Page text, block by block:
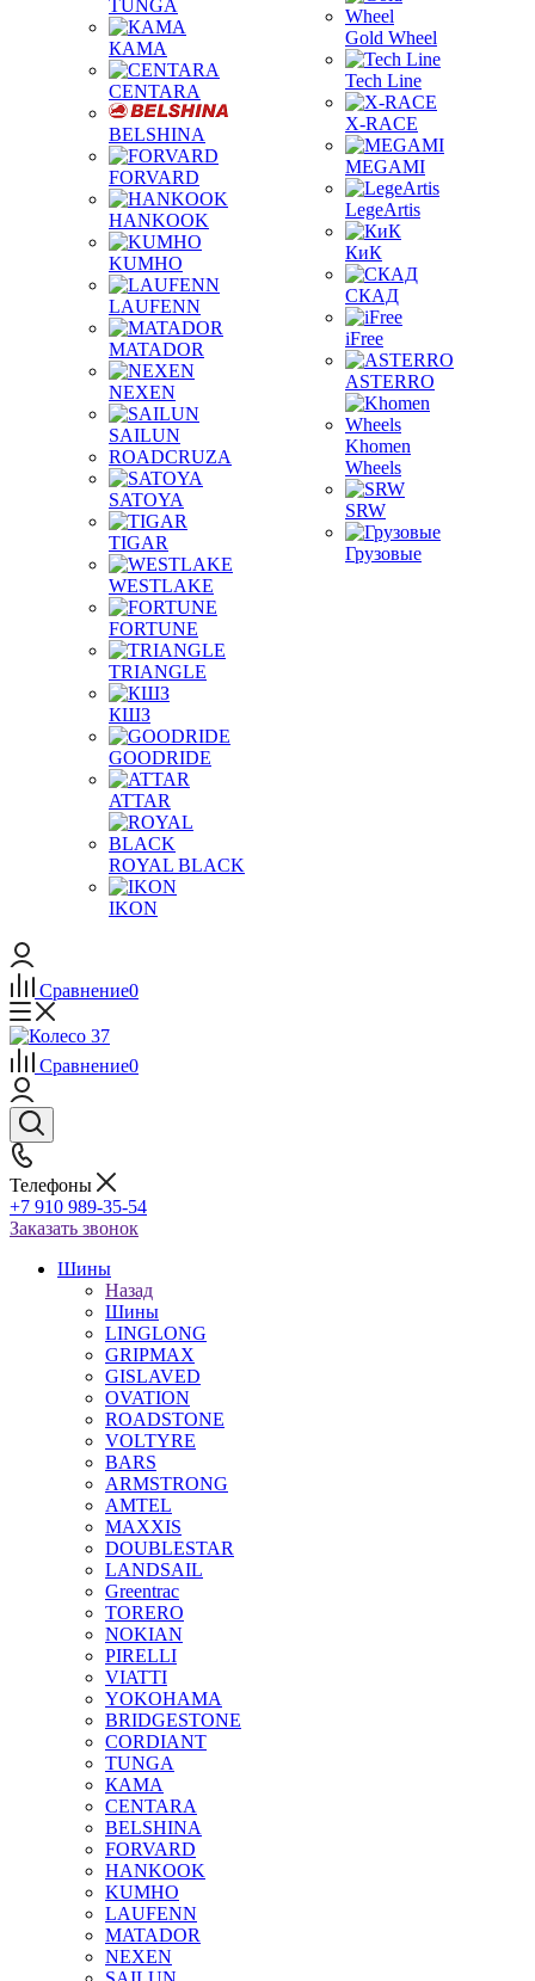
TUNGA
КАМА
CENTARA
BELSHINA
FORVARD
HANKOOK
KUMHO
LAUFENN
MATADOR
NEXEN
SAILUN
ROADCRUZA
SATOYA
TIGAR
WESTLAKE
FORTUNE
TRIANGLE
КШЗ
GOODRIDE
ATTAR
ROYAL BLACK
IKON
Gold Wheel
Tech Line
X-RACE
MEGAMI
LegeArtis
КиК
СКАД
iFree
ASTERRO
Khomen
Wheels
SRW
Грузовые
Сравнение0
Сравнение0
Телефоны
+7 910 989-35-54
Заказать звонок
Шины
Назад
Шины
LINGLONG
GRIPMAX
GISLAVED
OVATION
ROADSTONE
VOLTYRE
BARS
ARMSTRONG
AMTEL
MAXXIS
DOUBLESTAR
LANDSAIL
Greentrac
TORERO
NOKIAN
PIRELLI
VIATTI
YOKOHAMA
BRIDGESTONE
CORDIANT
TUNGA
КАМА
CENTARA
BELSHINA
FORVARD
HANKOOK
KUMHO
LAUFENN
MATADOR
NEXEN